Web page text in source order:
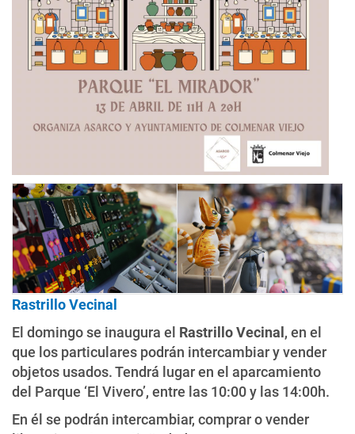
Rastrillo Vecinal
El domingo se inaugura el Rastrillo Vecinal, en el
que los particulares podrán intercambiar y vender
objetos usados. Tendrá lugar en el aparcamiento
del Parque ‘El Vivero’, entre las 10:00 y las 14:00h.
En él se podrán intercambiar, comprar o vender